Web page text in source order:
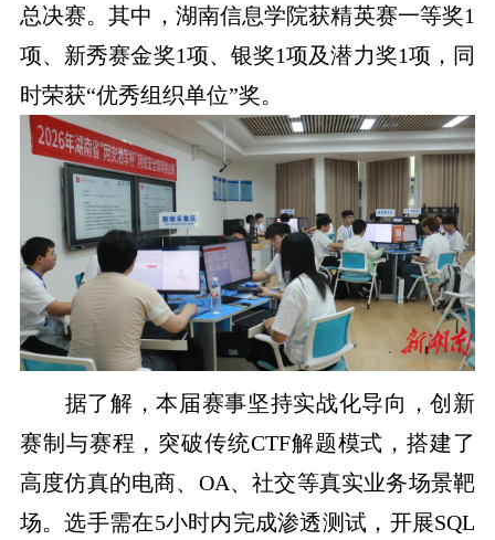
总决赛。其中，湖南信息学院获精英赛一等奖1
项、新秀赛金奖1项、银奖1项及潜力奖1项，同
时荣获“优秀组织单位”奖。
据了解，本届赛事坚持实战化导向，创新
赛制与赛程，突破传统CTF解题模式，搭建了
高度仿真的电商、OA、社交等真实业务场景靶
场。选手需在5小时内完成渗透测试，开展SQL